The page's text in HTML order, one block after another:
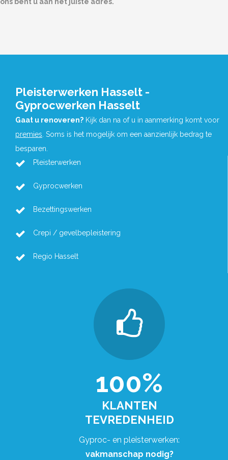
ons bent u aan het juiste adres.
Pleisterwerken Hasselt -
Gyprocwerken Hasselt
Gaat u renoveren? Kijk dan na of u in aanmerking komt voor
premies. Soms is het mogelijk om een aanzienlijk bedrag te
besparen.
Pleisterwerken
Gyprocwerken
Bezettingswerken
Crepi / gevelbepleistering
Regio Hasselt
100%
KLANTEN
TEVREDENHEID
Gyproc- en pleisterwerken:
vakmanschap nodig?